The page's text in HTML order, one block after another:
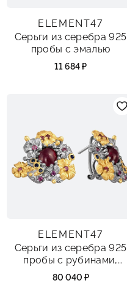
ELEMENT47
Серьги из серебра 925
пробы с эмалью
11 684 ₽
ELEMENT47
Серьги из серебра 925
пробы с рубинами,
сапфирами и
80 040 ₽